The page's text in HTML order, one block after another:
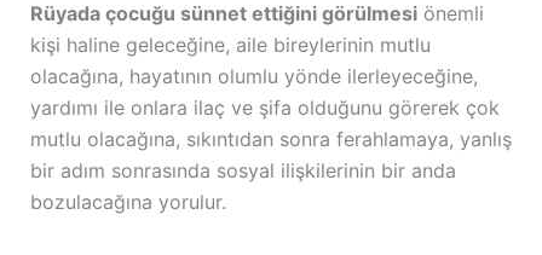
Rüyada çocuğu sünnet ettiğini görülmesiönemli
kişi haline geleceğine, aile bireylerinin mutlu
olacağına, hayatının olumlu yönde ilerleyeceğine,
yardımı ile onlara ilaç ve şifa olduğunu görerek çok
mutlu olacağına, sıkıntıdan sonra ferahlamaya, yanlış
bir adım sonrasında sosyal ilişkilerinin bir anda
bozulacağına yorulur.